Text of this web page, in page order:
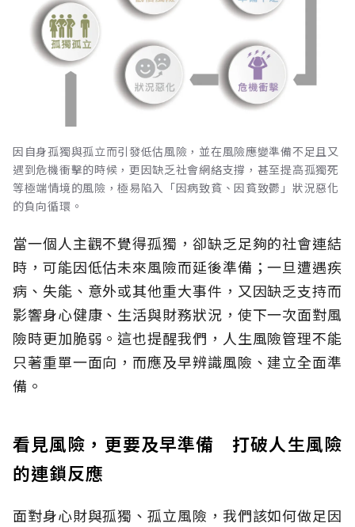
因自身孤獨與孤立而引發低估風險，並在風險應變準備不足且又
遇到危機衝擊的時候，更因缺乏社會網絡支撐，甚至提高孤獨死
等極端情境的風險，極易陷入「因病致貧、因貧致鬱」狀況惡化
的負向循環。
當一個人主觀不覺得孤獨，卻缺乏足夠的社會連結
時，可能因低估未來風險而延後準備；一旦遭遇疾
病、失能、意外或其他重大事件，又因缺乏支持而
影響身心健康、生活與財務狀況，使下一次面對風
險時更加脆弱。這也提醒我們，人生風險管理不能
只著重單一面向，而應及早辨識風險、建立全面準
備。
看見風險，更要及早準備 打破人生風險
的連鎖反應
面對身心財與孤獨、孤立風險，我們該如何做足因